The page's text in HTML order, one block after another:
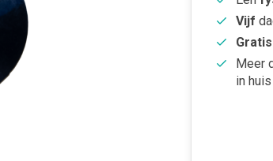
Vijf
Gratis
Meer
in huis